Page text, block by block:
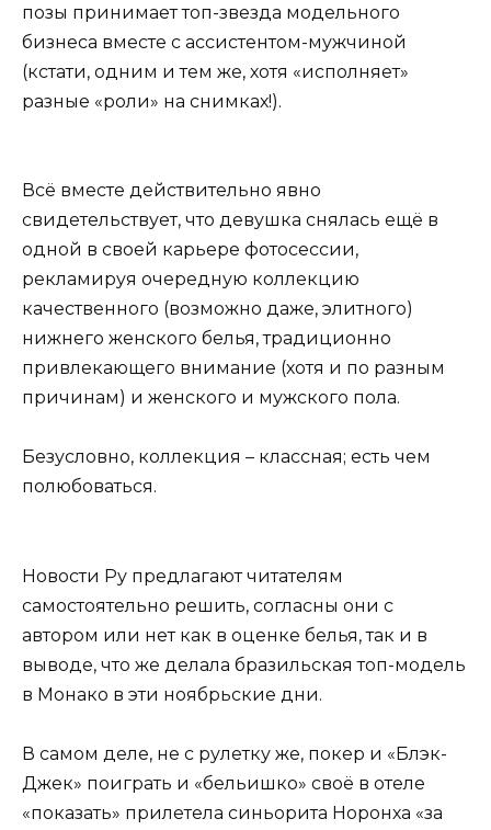
позы принимает топ-звезда модельного
бизнеса вместе с ассистентом-мужчиной
(кстати, одним и тем же, хотя «исполняет»
разные «роли» на снимках!).
Всё вместе действительно явно
свидетельствует, что девушка снялась ещё в
одной в своей карьере фотосессии,
рекламируя очередную коллекцию
качественного (возможно даже, элитного)
нижнего женского белья, традиционно
привлекающего внимание (хотя и по разным
причинам) и женского и мужского пола.
Безусловно, коллекция – классная; есть чем
полюбоваться.
Новости Ру предлагают читателям
самостоятельно решить, согласны они с
автором или нет как в оценке белья, так и в
выводе, что же делала бразильская топ-модель
в Монако в эти ноябрьские дни.
В самом деле, не с рулетку же, покер и «Блэк-
Джек» поиграть и «бельишко» своё в отеле
«показать» прилетела синьорита Норонха «за